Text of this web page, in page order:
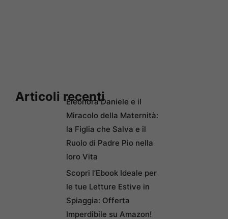
Articoli recentiEleonora Daniele e il
Miracolo della Maternità:
la Figlia che Salva e il
Ruolo di Padre Pio nella
loro Vita
Scopri l’Ebook Ideale per
le tue Letture Estive in
Spiaggia: Offerta
Imperdibile su Amazon!